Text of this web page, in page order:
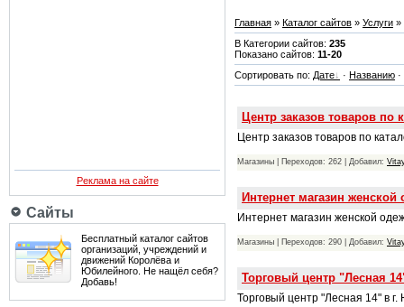
Реклама на сайте
Сайты
Бесплатный каталог сайтов
организаций, учреждений и
движений Королёва и
Юбилейного. Не нащёл себя?
Добавь!
Главная » Каталог сайтов » Услуги »
В Категории сайтов: 235
Показано сайтов: 11-20
Сортировать по: Дате · Названию ·
Центр заказов товаров по
Центр заказов товаров по
Магазины | Переходов: 262 | Добавил:
Интернет магазин
Интернет магазин женской
Магазины | Переходов: 290 | Добавил:
Торговый центр "Лесная
Торговый центр "Лесная 14" в